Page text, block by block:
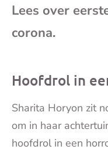
Lees over
corona.
Hoofdrol in
Sharita Horyon zit
om in haar
hoofdrol in een